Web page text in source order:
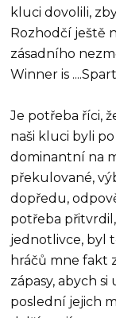
kluci dovolili,
Rozhodčí ještě
zásadního
Winner is
Je potřeba říci,
naši kluci byli
dominantní na
překulované,
dopředu,
potřeba
jednotlivce, byl
hráčů mne fakt
zápasy, abych
poslední jejich